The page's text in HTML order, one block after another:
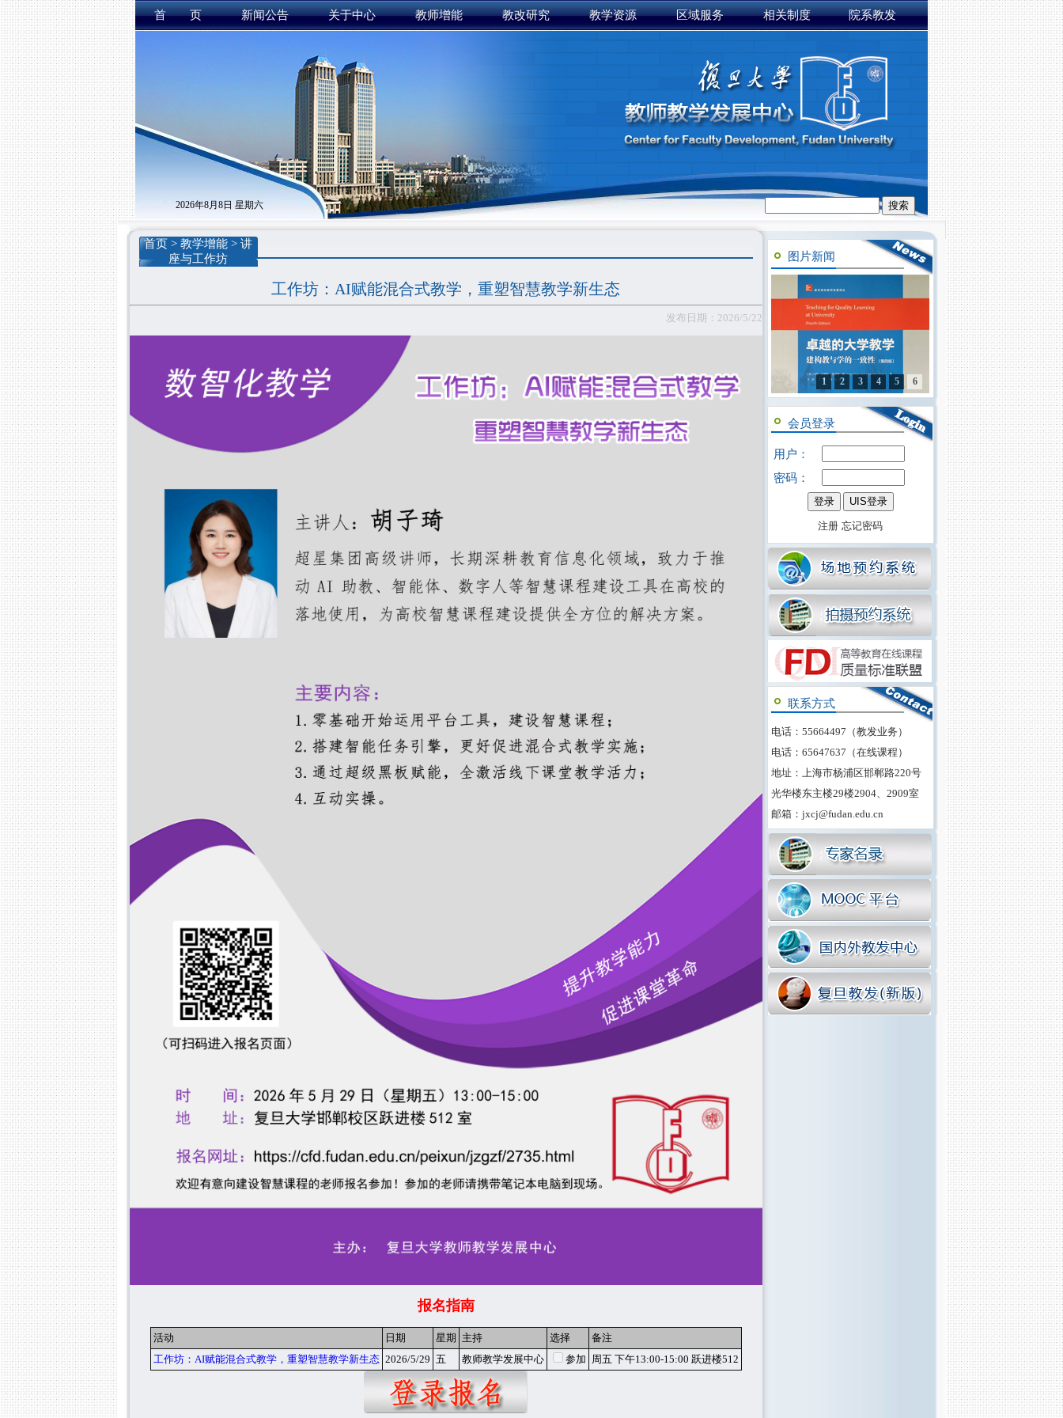
首 页 新闻公告 关于中心 教师增能 教改研究 教学资源 区域服务 相关制度 院系教发
2026年8月8日 星期六
首页 > 教学增能 > 讲
座与工作坊
工作坊：AI赋能混合式教学，重塑智慧教学新生态
发布日期：2026/5/22
报名指南
活动 日期 星期 主持 选择
备注
工作坊：AI赋能混合式教学，重塑智慧教学新生态 2026/5/29 五 教师教学发展中心 参加 周五 下午13:00-15:00 跃进楼512
图片新闻
6
5
4
3
2
1
会员登录
用户：
密码：
注册 忘记密码
联系方式
电话：55664497（教发业务）
电话：65647637（在线课程）
地址：上海市杨浦区邯郸路220号
光华楼东主楼29楼2904、2909室
邮箱：jxcj@fudan.edu.cn